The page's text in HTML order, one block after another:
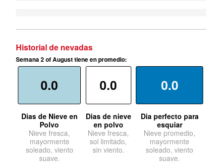
Historial de nevadas
Semana 2 of August tiene en promedio:
0.0
Dias de Nieve en
Polvo
Nieve fresca,
mayormente
soleado, viento
suave.
0.0
Dias de nieve
en polvo
Nieve fresca,
sol limitado,
sin viento.
0.0
Dia perfecto para
esquiar
Nieve promedio,
mayormente
soleado, viento
suave.